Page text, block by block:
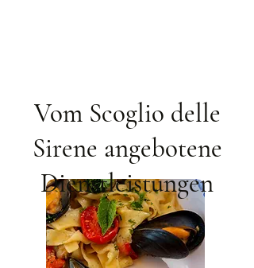
Vom Scoglio delle
Sirene angebotene
Dienstleistungen